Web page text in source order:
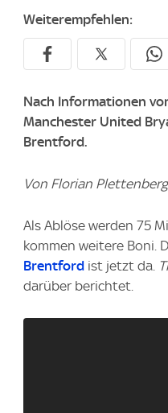
Weiterempfehlen:
Nach Informationen
Manchester United
Brentford.
Von Florian
Als Ablöse werden 75
kommen weitere Boni.
Brentford ist jetzt da.
darüber berichtet.